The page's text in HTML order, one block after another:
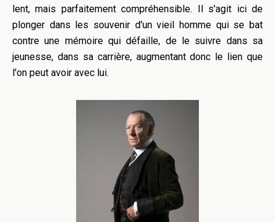
lent, mais parfaitement compréhensible. Il s'agit ici de
plonger dans les souvenir d'un vieil homme qui se bat
contre une mémoire qui défaille, de le suivre dans sa
jeunesse, dans sa carrière, augmentant donc le lien que
l'on peut avoir avec lui.